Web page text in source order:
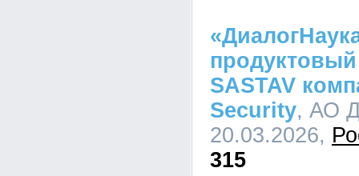
SASTAV
Security, АО
20.03.2026,
315